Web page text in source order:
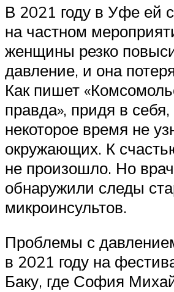
В 2021 году в Уфе ей
на частном
женщины резко
давление, и она
Как пишет
правда», придя в
некоторое время не
окружающих. К
не произошло. Но
обнаружили следы
микроинсультов.
Проблемы с
в 2021 году на
Баку, где София